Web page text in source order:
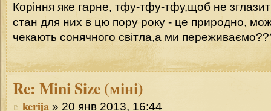
Коріння яке гарне, тфу-тфу-тфу,щоб не
стан для них в цю пору року - це природно,
чекають сонячного світла,а ми
Re: Mini Size (міні)
kerija » 20 янв 2013, 16:44